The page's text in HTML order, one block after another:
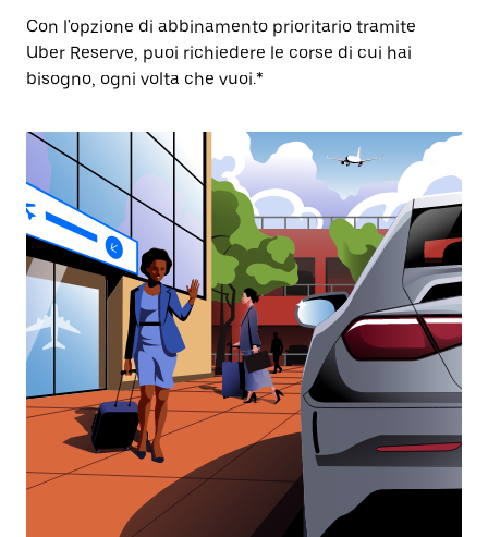
Con l'opzione di abbinamento prioritario tramite
Uber Reserve, puoi richiedere le corse di cui hai
bisogno, ogni volta che vuoi.*